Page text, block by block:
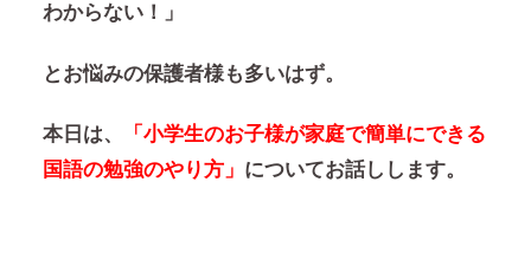
わからない！」
とお悩みの保護者様も多いはず。
本日は、
「小学生のお子様が家庭で簡単にできる
国語の勉強のやり方」 についてお話しします。